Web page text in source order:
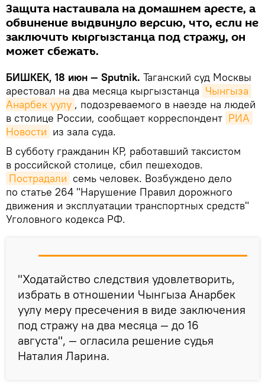
Защита настаивала на домашнем аресте, а
обвинение выдвинуло версию, что, если не
заключить кыргызстанца под стражу, он
может сбежать.
БИШКЕК, 18 июн — Sputnik. Таганский суд Москвы
арестовал на два месяца кыргызстанца Чынгыза
Анарбек уулу , подозреваемого в наезде на людей
в столице России, сообщает корреспондент РИА
Новости из зала суда.
В субботу гражданин КР, работавший таксистом
в российской столице, сбил пешеходов.
Пострадали семь человек. Возбуждено дело
по статье 264 "Нарушение Правил дорожного
движения и эксплуатации транспортных средств"
Уголовного кодекса РФ.
"Ходатайство следствия удовлетворить,
избрать в отношении Чынгыза Анарбек
уулу меру пресечения в виде заключения
под стражу на два месяца — до 16
августа", — огласила решение судья
Наталия Ларина.